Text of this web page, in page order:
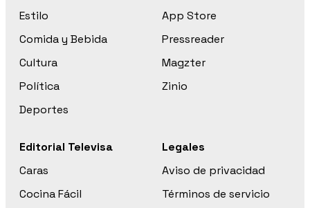
Estilo
Comida y Bebida
Cultura
Política
Deportes
App Store
Pressreader
Magzter
Zinio
Editorial Televisa
Caras
Cocina Fácil
Legales
Aviso de privacidad
Términos de servicio